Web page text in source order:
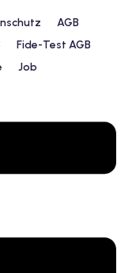
AGB
Fide-Test AGB
Job